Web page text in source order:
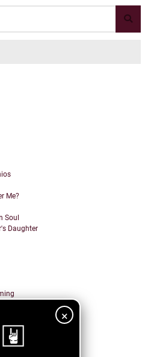
×
Me?
Soul
Daughter
Sing!
Your Head